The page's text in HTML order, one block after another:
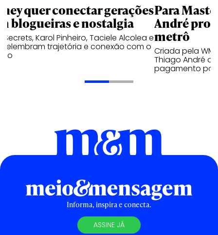
quer conectar gerações
blogueiras e nostalgia
Secrets, Karol Pinheiro, Taciele Alcolea e
relembram trajetória e conexão com o
Para
André
metrô
Criada pela
Thiago André
pagamento por
Informa, inspira e conecta.
ASSINE JÁ